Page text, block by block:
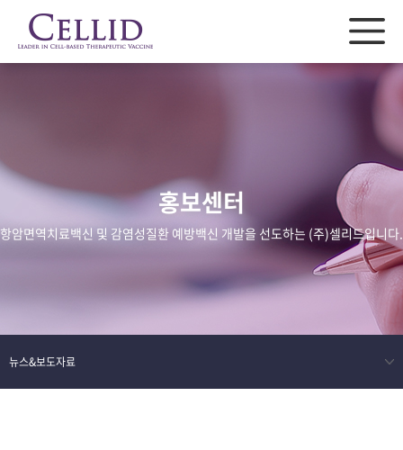
홍보센터
항암면역치료백신 및 감염성질환 예방백신 개발을 선도하는 (주)셀리드입니다.